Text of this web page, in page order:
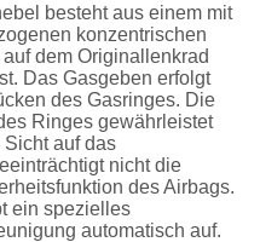
besteht aus einem mit
konzentrischen
auf dem Originallenkrad
Das Gasgeben erfolgt
des Gasringes. Die
Ringes gewährleistet
auf das
chtigt nicht die
des Airbags.
ein spezielles
automatisch auf.